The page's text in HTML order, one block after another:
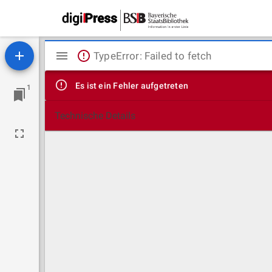
1
Mirador
Viewer
TypeError: Failed to fetch
Es ist ein Fehler aufgetreten
Technische Details